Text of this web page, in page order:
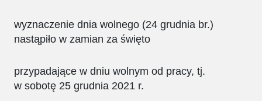
wyznaczenie dnia wolnego (24 grudnia br.)
nastąpiło w zamian za święto
przypadające w dniu wolnym od pracy, tj.
w sobotę 25 grudnia 2021 r.